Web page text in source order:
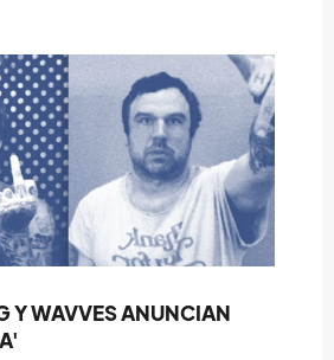
Y WAVVES ANUNCIAN